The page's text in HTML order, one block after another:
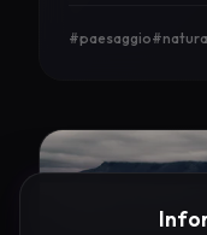
#paesaggio#natura